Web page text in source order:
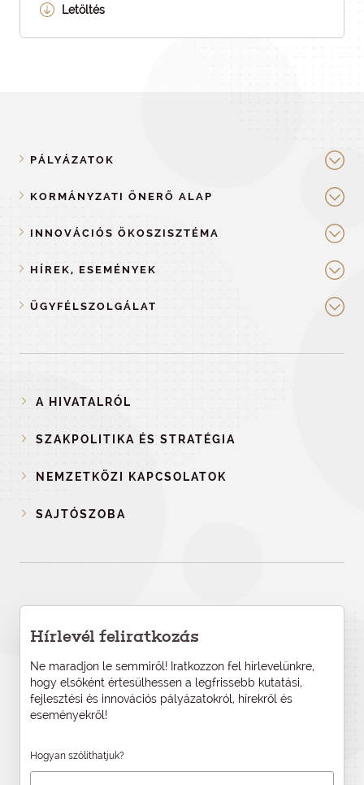
Letöltés
PÁLYÁZATOK
KORMÁNYZATI ÖNERŐ ALAP
INNOVÁCIÓS ÖKOSZISZTÉMA
HÍREK, ESEMÉNYEK
ÜGYFÉLSZOLGÁLAT
A HIVATALRÓL
SZAKPOLITIKA ÉS STRATÉGIA
NEMZETKÖZI KAPCSOLATOK
SAJTÓSZOBA
Hírlevél feliratkozás
Ne maradjon le semmiről! Iratkozzon fel hírlevelünkre,
hogy elsőként értesülhessen a legfrissebb kutatási,
fejlesztési és innovációs pályázatokról, hírekről és
eseményekről!
Hogyan szólíthatjuk?